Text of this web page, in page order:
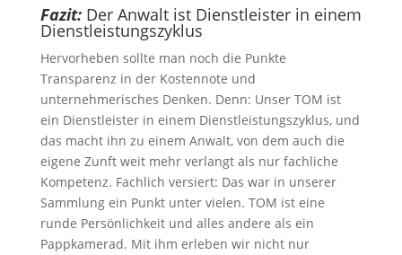
Fazit:Der Anwalt ist Dienstleister in einem
Dienstleistungszyklus
Hervorheben sollte man noch die Punkte
Transparenz in der Kostennote und
unternehmerisches Denken. Denn: Unser TOM ist
ein Dienstleister in einem Dienstleistungszyklus, und
das macht ihn zu einem Anwalt, von dem auch die
eigene Zunft weit mehr verlangt als nur fachliche
Kompetenz. Fachlich versiert: Das war in unserer
Sammlung ein Punkt unter vielen. TOM ist eine
runde Persönlichkeit und alles andere als ein
Pappkamerad. Mit ihm erleben wir nicht nur